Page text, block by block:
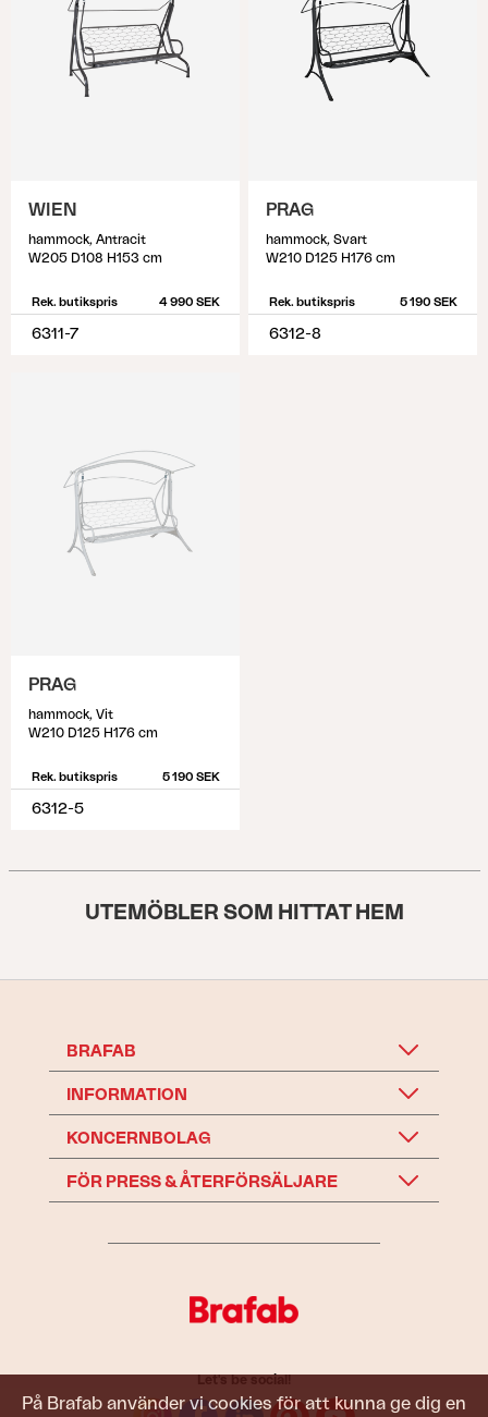
På Brafab använder vi cookies för att kunna ge dig en
WIEN
hammock, Antracit
W205 D108 H153 cm
Rek. butikspris 4 990 SEK
6311-7
PRAG
hammock, Svart
W210 D125 H176 cm
Rek. butikspris 5 190 SEK
6312-8
PRAG
hammock, Vit
W210 D125 H176 cm
Rek. butikspris 5 190 SEK
6312-5
UTEMÖBLER SOM HITTAT HEM
BRAFAB
INFORMATION
KONCERNBOLAG
FÖR PRESS & ÅTERFÖRSÄLJARE
Let's be social!